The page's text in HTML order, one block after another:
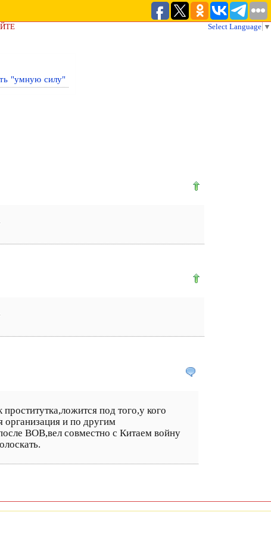
Select Language ▼
"умную силу"
под того,у кого
и по другим
ВОВ,вел совместно с Китаем войну